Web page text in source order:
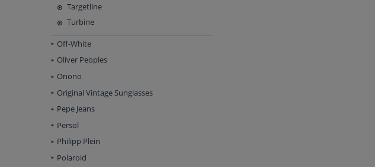
Targetline
Turbine
Off-White
Oliver Peoples
Onono
Original Vintage Sunglasses
Pepe Jeans
Persol
Philipp Plein
Polaroid